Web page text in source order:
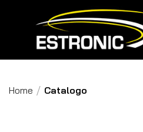
Home Catalogo